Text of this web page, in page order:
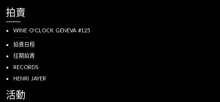
拍賣
WINE O'CLOCK GENEVA #125
拍賣日程
往期拍賣
RECORDS
HENRI JAYER
活動